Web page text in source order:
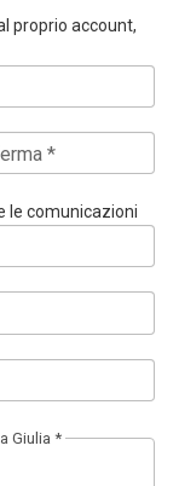
proprio account,
*
le comunicazioni
Giulia *